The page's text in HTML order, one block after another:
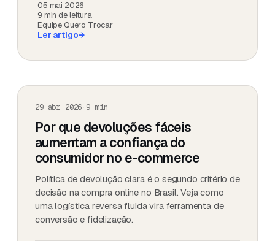
05 mai 2026
9 min de leitura
Equipe Quero Trocar
Ler artigo→
29 abr 2026 · 9min
Por que devoluções fáceis
aumentam a confiança do
consumidor no e-commerce
Política de devolução clara é o segundo critério de
decisão na compra online no Brasil. Veja como
uma logística reversa fluida vira ferramenta de
conversão e fidelização.